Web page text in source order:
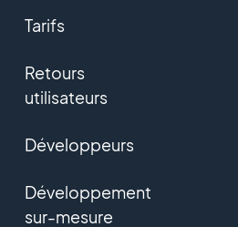
Tarifs
Retours
utilisateurs
Développeurs
Développement
sur-mesure